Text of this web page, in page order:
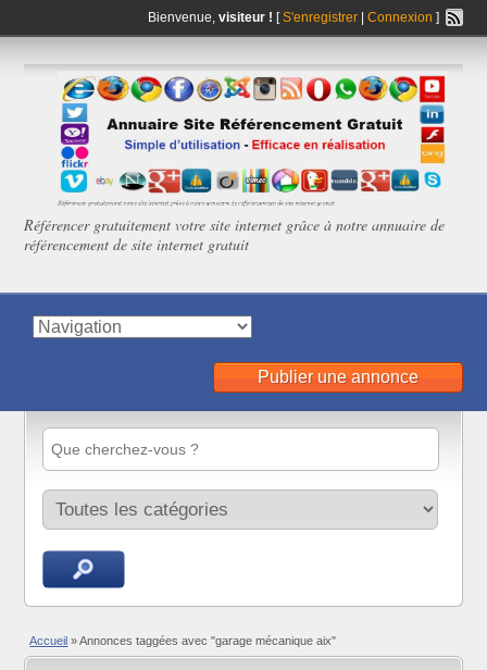
Bienvenue, visiteur ! [S'enregistrer| Connexion ]
Référencer gratuitement votre site internet grâce à notre annuaire de
référencement de site internet gratuit
Publier une annonce
Accueil » Annonces taggées avec "garage mécanique aix"